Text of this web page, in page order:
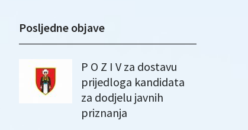
Posljedne objave
P O Z I V za dostavu
prijedloga kandidata
za dodjelu javnih
priznanja